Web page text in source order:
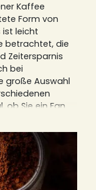
Kaffee
Form von
ist leicht
betrachtet, die
Zeitersparnis
bei
große Auswahl
ob Sie ein Fan
als French
Mahlgrad
ist.